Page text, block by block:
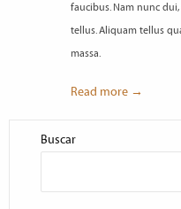
faucibus. Nam nunc
tellus. Aliquam tellus
massa.
Read more →
Buscar